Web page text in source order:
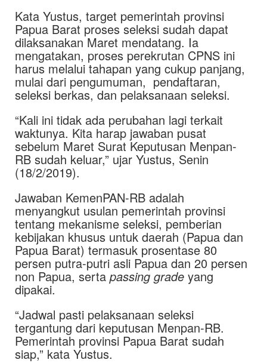
Kata Yustus, target pemerintah provinsi
Papua Barat proses seleksi sudah dapat
dilaksanakan Maret mendatang. Ia
mengatakan, proses perekrutan CPNS ini
harus melalui tahapan yang cukup panjang,
mulai dari pengumuman, pendaftaran,
seleksi berkas, dan pelaksanaan seleksi.
“Kali ini tidak ada perubahan lagi terkait
waktunya. Kita harap jawaban pusat
sebelum Maret Surat Keputusan Menpan-
RB sudah keluar,” ujar Yustus, Senin
(18/2/2019).
Jawaban KemenPAN-RB adalah
menyangkut usulan pemerintah provinsi
tentang mekanisme seleksi, pemberian
kebijakan khusus untuk daerah (Papua dan
Papua Barat) termasuk prosentase 80
persen putra-putri asli Papua dan 20 persen
non Papua, serta passing grade yang
dipakai.
“Jadwal pasti pelaksanaan seleksi
tergantung dari keputusan Menpan-RB.
Pemerintah provinsi Papua Barat sudah
siap,” kata Yustus.